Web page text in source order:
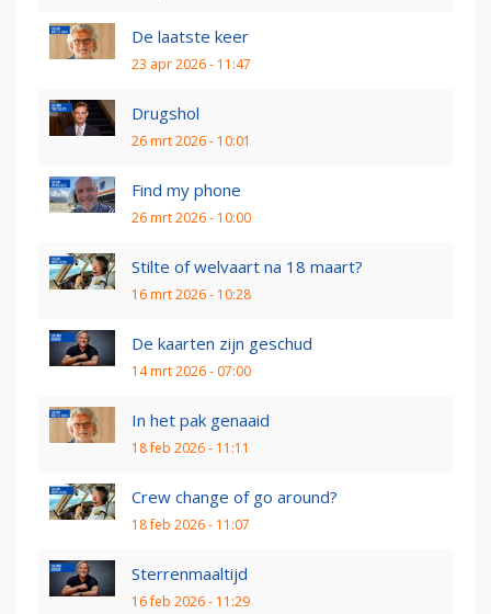
De laatste keer
23 apr 2026 - 11:47
Drugshol
26 mrt 2026 - 10:01
Find my phone
26 mrt 2026 - 10:00
Stilte of welvaart na 18 maart?
16 mrt 2026 - 10:28
De kaarten zijn geschud
14 mrt 2026 - 07:00
In het pak genaaid
18 feb 2026 - 11:11
Crew change of go around?
18 feb 2026 - 11:07
Sterrenmaaltijd
16 feb 2026 - 11:29